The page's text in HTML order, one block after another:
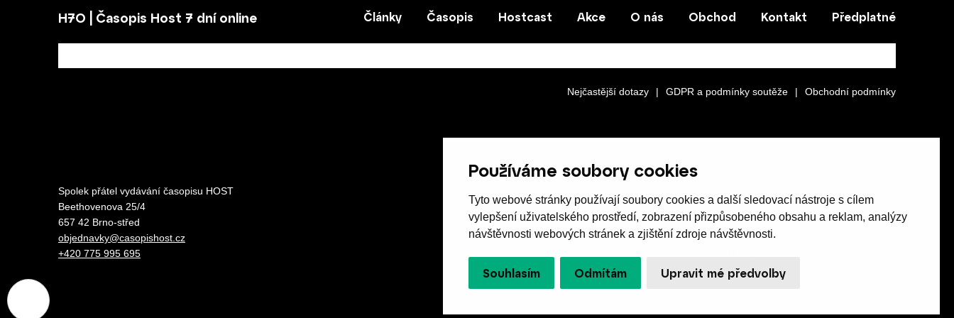
Používáme soubory cookies
Tyto webové stránky používají soubory cookies a další sledovací nástroje s cílem
vylepšení uživatelského prostředí, zobrazení přizpůsobeného obsahu a reklam, analýzy
návštěvnosti webových stránek a zjištění zdroje návštěvnosti.
Souhlasím Odmítám Upravit mé předvolby
H7O | Časopis Host 7 dní online Články Časopis Hostcast Akce O nás Obchod Kontakt Předplatné
Nejčastější dotazy | GDPR a podmínky soutěže | Obchodní podmínky
Spolek přátel vydávání časopisu HOST
Beethovenova 25/4
657 42 Brno-střed
objednavky@casopishost.cz
+420 775 995 695
Revue Host vychází s laskavou finanční podporou